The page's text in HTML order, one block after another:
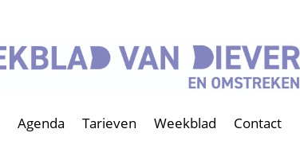
Agenda Tarieven Weekblad Contact